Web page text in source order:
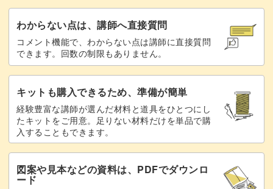
完成♪
わからない点は、講師へ直接質問
コメント機能で、わからない点は講師に直接質問
できます。回数の制限もありません。
キットも購入できるため、準備が簡単
経験豊富な講師が選んだ材料と道具をひとつにし
たキットをご用意。足りない材料だけを単品で購
入することもできます。
図案や見本などの資料は、PDFでダウンロ
ード